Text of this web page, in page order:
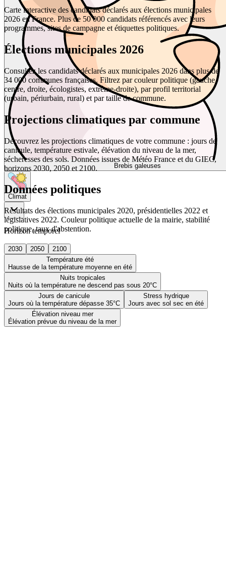
Brebis galeuses
Climat
Horizon temporel
2030 2050
2100
Température été
Hausse de la température moyenne en été
Nuits tropicales
Nuits où la température ne descend pas sous 20°C
Jours de canicule
Jours où la température dépasse 35°C
Stress hydrique
Jours avec sol sec en été
Élévation niveau mer
Élévation prévue du niveau de la mer
Carte interactive des candidats déclarés aux élections municipales
2026 en France. Plus de 50 000 candidats référencés avec leurs
programmes, sites de campagne et étiquettes politiques.
Élections municipales 2026
Consultez les candidats déclarés aux municipales 2026 dans plus de
34 000 communes françaises. Filtrez par couleur politique (gauche,
centre, droite, écologistes, extrême-droite), par profil territorial
(urbain, périurbain, rural) et par taille de commune.
Projections climatiques par commune
Découvrez les projections climatiques de votre commune : jours de
canicule, température estivale, élévation du niveau de la mer,
sécheresses des sols. Données issues de Météo France et du GIEC,
horizons 2030, 2050 et 2100.
Données politiques
Résultats des élections municipales 2020, présidentielles 2022 et
législatives 2022. Couleur politique actuelle de la mairie, stabilité
politique, taux d'abstention.